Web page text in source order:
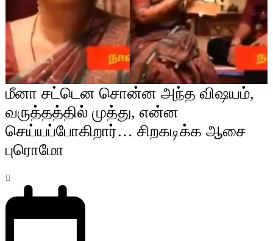
மீனா சட்டென சொன்ன அந்த விஷயம்,
வருத்தத்தில் முத்து, என்ன
செய்யப்போகிறார்… சிறகடிக்க ஆசை
புரொமோ